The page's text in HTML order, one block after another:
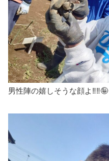
男性陣の嬉しそうな顔よ‼️‼️🤪